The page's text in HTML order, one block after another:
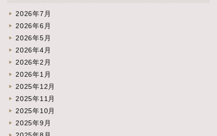
2026年7月
2026年6月
2026年5月
2026年4月
2026年2月
2026年1月
2025年12月
2025年11月
2025年10月
2025年9月